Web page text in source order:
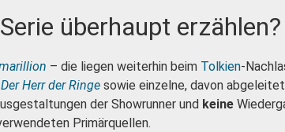
überhaupt erzählen?
– die liegen weiterhin beim Tolkien-
Der Herr der Ringe sowie einzelne, davon
der Showrunner und keine
Primärquellen.